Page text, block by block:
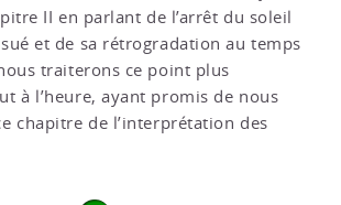
II en parlant de l’arrêt du soleil
et de sa rétrogradation au temps
traiterons ce point plus
à l’heure, ayant promis de nous
chapitre de l’interprétation des